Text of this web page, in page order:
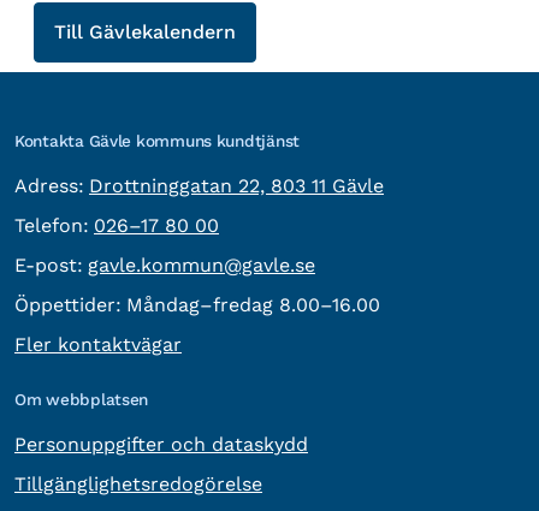
Till Gävle­kalendern
Kontakta Gävle kommuns kundtjänst
Adress: besöksadress:
Drottninggatan 22, 803 11 Gävle
Telefon: Telefon:
026–17 80 00
E-post: E-post:
gavle.kommun@gavle.se
Öppettider: Måndag–fredag 8.00–16.00
Fler kontaktvägar
Om webbplatsen
Personuppgifter och dataskydd
Tillgänglighetsredogörelse